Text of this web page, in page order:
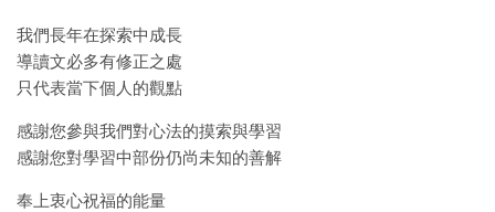
我們長年在探索中成長
導讀文必多有修正之處
只代表當下個人的觀點
感謝您參與我們對心法的摸索與學習
感謝您對學習中部份仍尚未知的善解
奉上衷心祝福的能量